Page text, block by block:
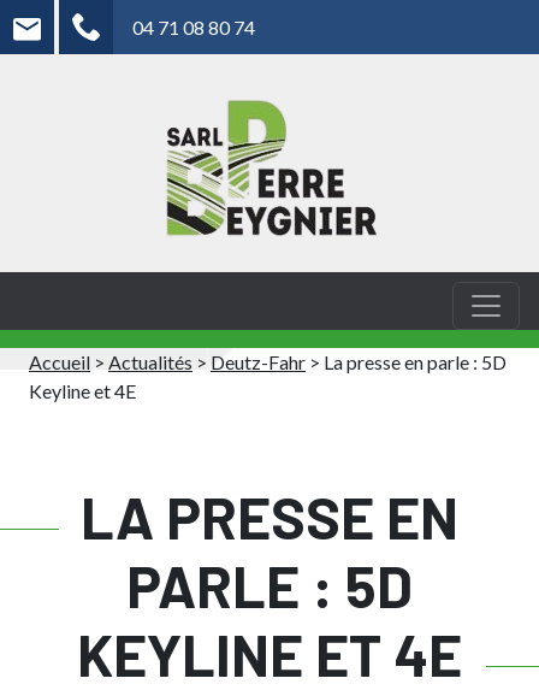
04 71 08 80 74
Accueil > Actualités > Deutz-Fahr > La presse en parle : 5D
Keyline et 4E
LA PRESSE EN
PARLE : 5D
KEYLINE ET 4E